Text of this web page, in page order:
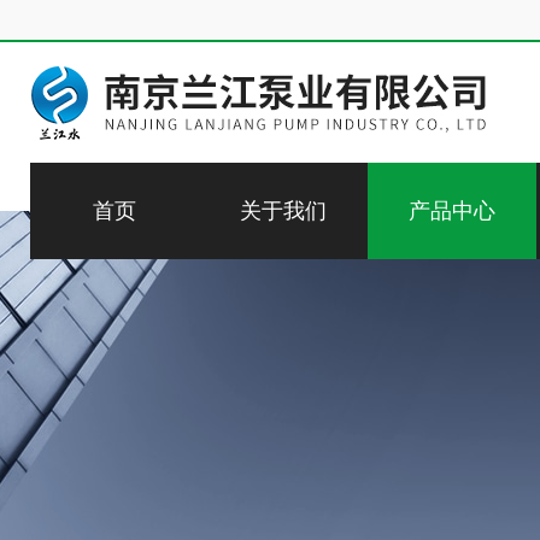
首页 关于我们 产品中心